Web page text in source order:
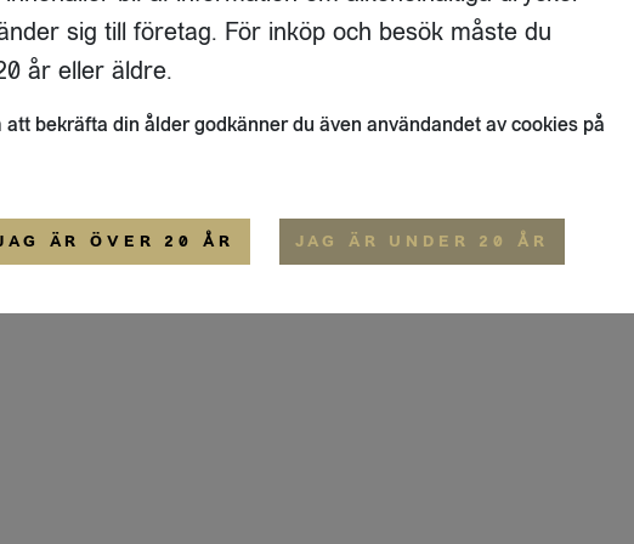
17 A
STOCKHOLM
FLAIVY
OM OSS
ALLMÄNNA VILLKOR
sig till företag. För inköp och besök måste du
år eller äldre.
att bekräfta din ålder godkänner du även användandet av cookies på
ÄR ÖVER 20 ÅR JAG ÄR UNDER 20 ÅR